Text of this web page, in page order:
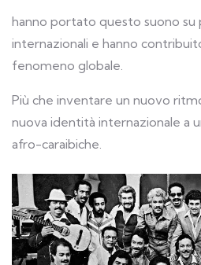
hanno portato questo suono su
internazionali e hanno
fenomeno globale.
Più che inventare un nuovo
nuova identità internazionale a
afro-caraibiche.